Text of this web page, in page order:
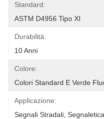
Standard:
ASTM D4956 Tipo XI
Durabilità:
10 Anni
Colore:
Colori Standard E Verde
Applicazione:
Segnali Stradali,